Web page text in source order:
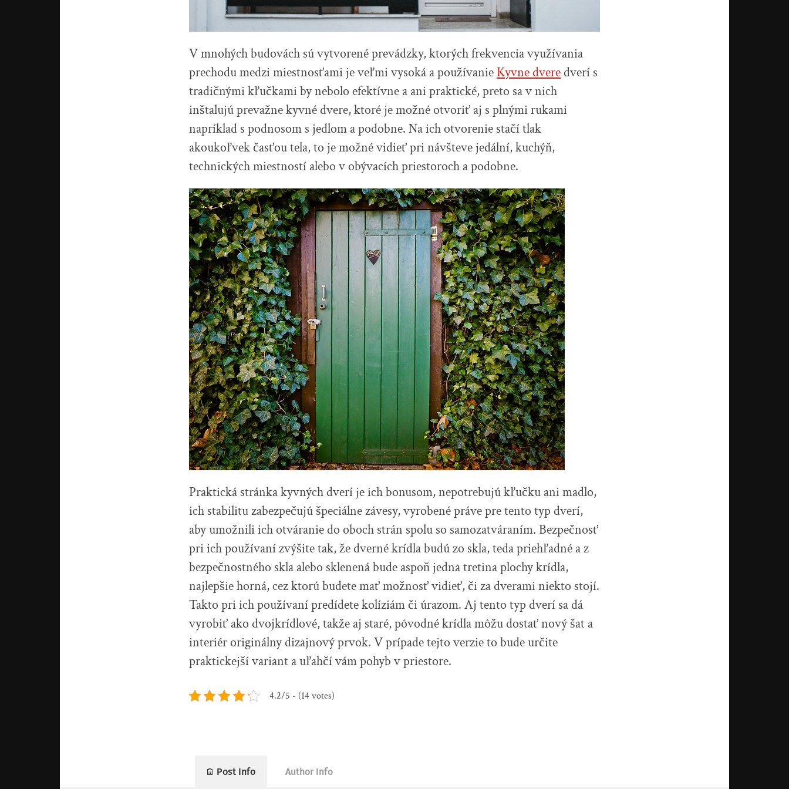
V mnohých budovách sú vytvorené prevádzky, ktorých frekvencia využívania
prechodu medzi miestnosťami je veľmi vysoká a používanie Kyvne dveredverí s
tradičnými kľučkami by nebolo efektívne a ani praktické, preto sa v nich
inštalujú prevažne kyvné dvere, ktoré je možné otvoriť aj s plnými rukami
napríklad s podnosom s jedlom a podobne. Na ich otvorenie stačí tlak
akoukoľvek časťou tela, to je možné vidieť pri návšteve jedální, kuchýň,
technických miestností alebo v obývacích priestoroch a podobne.
Praktická stránka kyvných dverí je ich bonusom, nepotrebujú kľučku ani madlo,
ich stabilitu zabezpečujú špeciálne závesy, vyrobené práve pre tento typ dverí,
aby umožnili ich otváranie do oboch strán spolu so samozatváraním. Bezpečnosť
pri ich používaní zvýšite tak, že dverné krídla budú zo skla, teda priehľadné a z
bezpečnostného skla alebo sklenená bude aspoň jedna tretina plochy krídla,
najlepšie horná, cez ktorú budete mať možnosť vidieť, či za dverami niekto stojí.
Takto pri ich používaní predídete kolíziám či úrazom. Aj tento typ dverí sa dá
vyrobiť ako dvojkrídlové, takže aj staré, pôvodné krídla môžu dostať nový šat a
interiér originálny dizajnový prvok. V prípade tejto verzie to bude určite
praktickejší variant a uľahčí vám pohyb v priestore.
4.2/5 - (14 votes)
Post Info Author Info